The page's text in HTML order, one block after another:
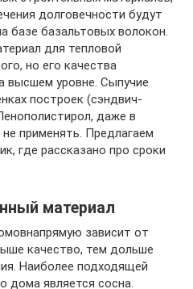
долговечности будут
базе базальтовых волокон.
для тепловой
но его качества
высшем уровне. Сыпучие
построек (сэндвич-
даже в
применять. Предлагаем
где рассказано про сроки
материал
зависит от
качество, тем дольше
Наиболее подходящей
дома является сосна.